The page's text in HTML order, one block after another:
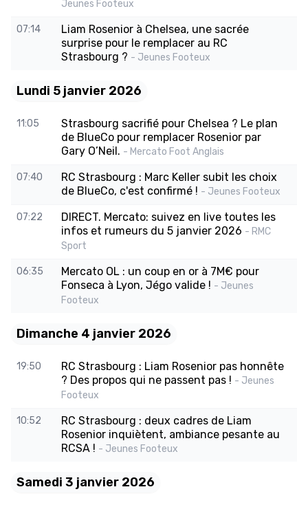
Jeunes Footeux
07:14
Liam Rosenior à Chelsea, une sacrée
surprise pour le remplacer au RC
Strasbourg ? - Jeunes Footeux
Lundi 5 janvier 2026
11:05
Strasbourg sacrifié pour Chelsea ? Le plan
de BlueCo pour remplacer Rosenior par
Gary O’Neil. - Mercato Foot Anglais
07:40
RC Strasbourg : Marc Keller subit les choix
de BlueCo, c'est confirmé ! - Jeunes Footeux
07:22
DIRECT. Mercato: suivez en live toutes les
infos et rumeurs du 5 janvier 2026 - RMC
Sport
06:35
Mercato OL : un coup en or à 7M€ pour
Fonseca à Lyon, Jégo valide ! - Jeunes
Footeux
Dimanche 4 janvier 2026
19:50
RC Strasbourg : Liam Rosenior pas honnête
? Des propos qui ne passent pas ! - Jeunes
Footeux
10:52
RC Strasbourg : deux cadres de Liam
Rosenior inquiètent, ambiance pesante au
RCSA ! - Jeunes Footeux
Samedi 3 janvier 2026